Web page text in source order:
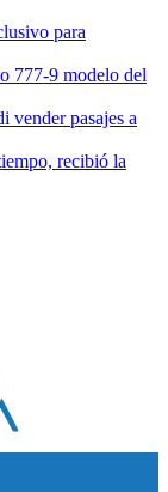
para
777-9 modelo del
pasajes a
recibió la